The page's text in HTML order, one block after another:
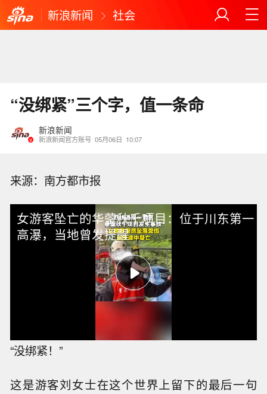
新浪新闻 社会
“没绑紧”三个字，值一条命
新浪新闻
新浪新闻官方账号 05月06日 10:07
来源：南方都市报
女游客坠亡的华蓥秋千项目：位于川东第一
高瀑，当地曾发提醒
“没绑紧！”
这是游客刘女士在这个世界上留下的最后一句